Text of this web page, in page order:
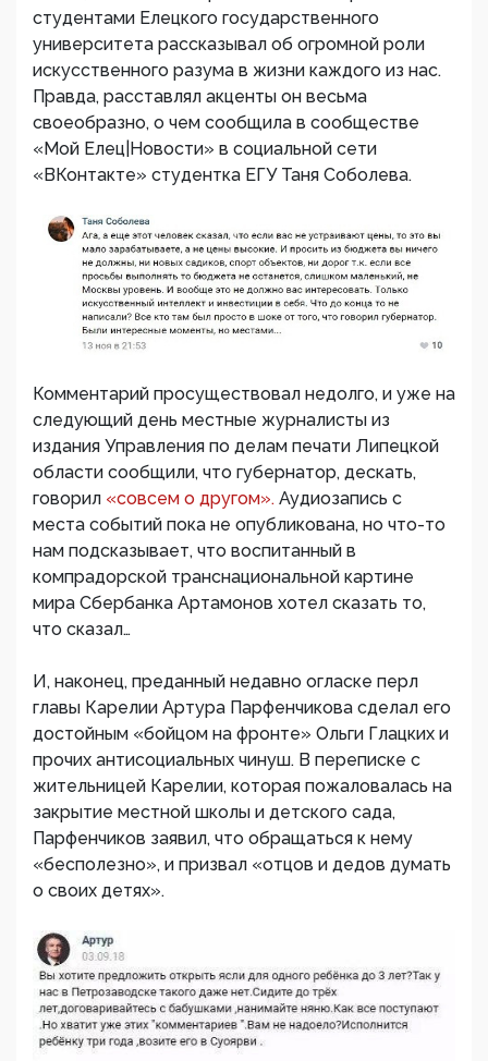
студентами Елецкого государственного
университета рассказывал об огромной роли
искусственного разума в жизни каждого из нас.
Правда, расставлял акценты он весьма
своеобразно, о чем сообщила в сообществе
«Мой Елец|Новости» в социальной сети
«ВКонтакте» студентка ЕГУ Таня Соболева.
Комментарий просуществовал недолго, и уже на
следующий день местные журналисты из
издания Управления по делам печати Липецкой
области сообщили, что губернатор, дескать,
говорил «совсем о другом». Аудиозапись с
места событий пока не опубликована, но что-то
нам подсказывает, что воспитанный в
компрадорской транснациональной картине
мира Сбербанка Артамонов хотел сказать то,
что сказал…
И, наконец, преданный недавно огласке перл
главы Карелии Артура Парфенчикова сделал его
достойным «бойцом на фронте» Ольги Глацких и
прочих антисоциальных чинуш. В переписке с
жительницей Карелии, которая пожаловалась на
закрытие местной школы и детского сада,
Парфенчиков заявил, что обращаться к нему
«бесполезно», и призвал «отцов и дедов думать
о своих детях».